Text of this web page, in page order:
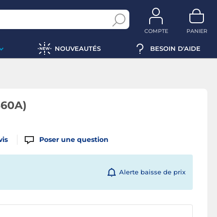
COMPTE PANIER
NOUVEAUTÉS BESOIN D'AIDE
Poser une question
Alerte baisse de prix